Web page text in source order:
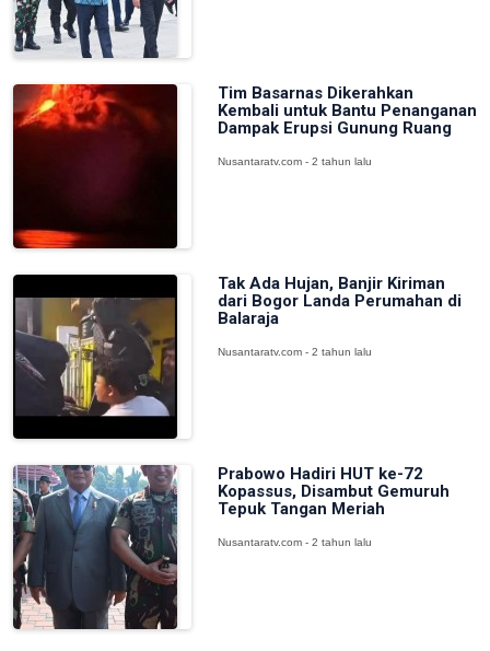
Tim Basarnas Dikerahkan
Kembali untuk Bantu Penanganan
Dampak Erupsi Gunung Ruang
Nusantaratv.com - 2 tahun lalu
Tak Ada Hujan, Banjir Kiriman
dari Bogor Landa Perumahan di
Balaraja
Nusantaratv.com - 2 tahun lalu
Prabowo Hadiri HUT ke-72
Kopassus, Disambut Gemuruh
Tepuk Tangan Meriah
Nusantaratv.com - 2 tahun lalu